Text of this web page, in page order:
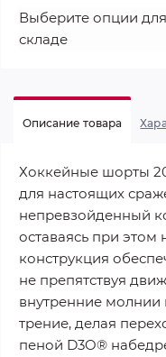
Выберите опции
складе
Описание товара
Хоккейные шорты
для настоящих
непревзойденный
оставаясь при этом
конструкция
не препятствуя
внутренние
трение, делая
пеной D3O®